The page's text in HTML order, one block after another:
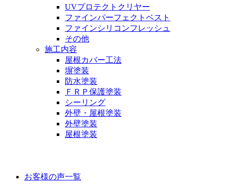
UVプロテクトクリヤー
ファインパーフェクトベスト
ファインシリコンフレッシュ
その他
施工内容
屋根カバー工法
塀塗装
防水塗装
ＦＲＰ保護塗装
シーリング
外壁・屋根塗装
外壁塗装
屋根塗装
お客様の声一覧